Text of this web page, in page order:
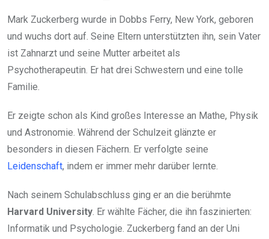
Mark Zuckerberg wurde in Dobbs Ferry, New York, geboren
und wuchs dort auf. Seine Eltern unterstützten ihn, sein Vater
ist Zahnarzt und seine Mutter arbeitet als
Psychotherapeutin. Er hat drei Schwestern und eine tolle
Familie.
Er zeigte schon als Kind großes Interesse an Mathe, Physik
und Astronomie. Während der Schulzeit glänzte er
besonders in diesen Fächern. Er verfolgte seine
Leidenschaft, indem er immer mehr darüber lernte.
Nach seinem Schulabschluss ging er an die berühmte
Harvard University. Er wählte Fächer, die ihn faszinierten:
Informatik und Psychologie. Zuckerberg fand an der Uni